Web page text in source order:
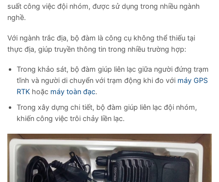
suất công việc đội nhóm, được sử dụng trong nhiều ngành
nghề.
Với ngành trắc địa, bộ đàm là công cụ không thể thiếu tại
thực địa, giúp truyền thông tin trong nhiều trường hợp:
Trong khảo sát, bộ đàm giúp liên lạc giữa người đứng trạm
tĩnh và người di chuyển với trạm động khi đo với máy GPS
RTKhoặc máy toàn đạc.
Trong xây dựng chi tiết, bộ đàm giúp liên lạc đội nhóm,
khiến công việc trôi chảy liền lạc.